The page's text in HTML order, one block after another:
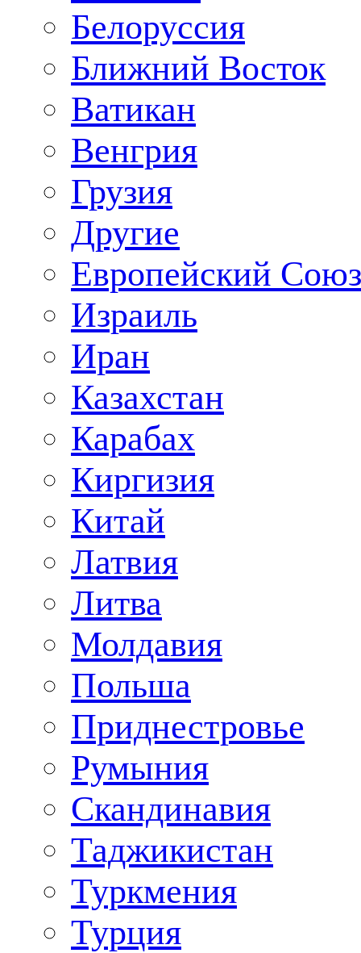
Белоруссия
Ближний Восток
Ватикан
Венгрия
Грузия
Другие
Европейский Союз
Израиль
Иран
Казахстан
Карабах
Киргизия
Китай
Латвия
Литва
Молдавия
Польша
Приднестровье
Румыния
Скандинавия
Таджикистан
Туркмения
Турция